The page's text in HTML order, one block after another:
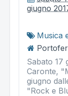
giugno
Musica
Sabato 17
Caronte,
giugno
"Rock e